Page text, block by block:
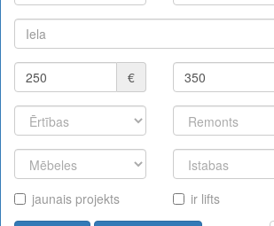
€
jaunais projekts ir lifts